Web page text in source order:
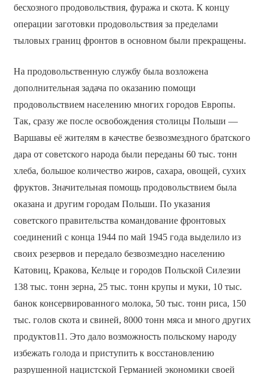
бесхозного продовольствия, фуража и скота. К концу
операции заготовки продовольствия за пределами
тыловых границ фронтов в основном были прекращены.
На продовольственную службу была возложена
дополнительная задача по оказанию помощи
продовольствием населению многих городов Европы.
Так, сразу же после освобождения столицы Польши —
Варшавы её жителям в качестве безвозмездного братского
дара от советского народа были переданы 60 тыс. тонн
хлеба, большое количество жиров, сахара, овощей, сухих
фруктов. Значительная помощь продовольствием была
оказана и другим городам Польши. По указания
советского правительства командование фронтовых
соединений с конца 1944 по май 1945 года выделило из
своих резервов и передало безвозмездно населению
Катовиц, Кракова, Кельце и городов Польской Силезии
138 тыс. тонн зерна, 25 тыс. тонн крупы и муки, 10 тыс.
банок консервированного молока, 50 тыс. тонн риса, 150
тыс. голов скота и свиней, 8000 тонн мяса и много других
продуктов11. Это дало возможность польскому народу
избежать голода и приступить к восстановлению
разрушенной нацистской Германией экономики своей